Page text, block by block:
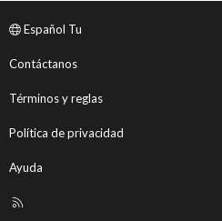
Español Tu
Contáctanos
Términos y reglas
Política de privacidad
Ayuda
R